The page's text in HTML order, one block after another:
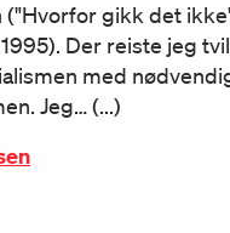
("Hvorfor gikk det
Der reiste jeg
med
Jeg… (...)